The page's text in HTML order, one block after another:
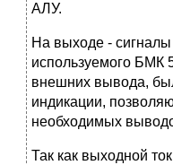
АЛУ.
На выходе -
используемого БМК
внешних вывода,
индикации,
необходимых
Так как выходной